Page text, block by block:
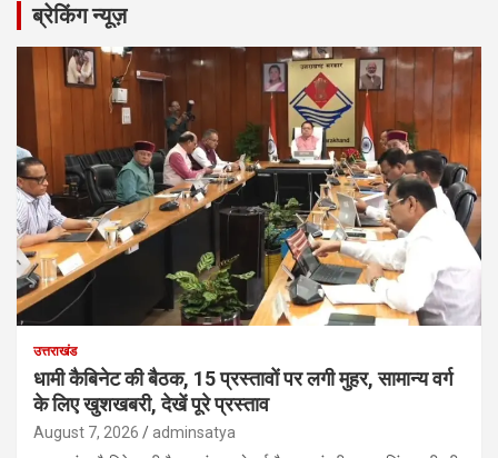
ब्रेकिंग न्यूज़
उत्तराखंड
धामी कैबिनेट की बैठक, 15 प्रस्तावों पर लगी मुहर, सामान्य वर्ग
के लिए खुशखबरी, देखें पूरे प्रस्ताव
August 7, 2026 adminsatya